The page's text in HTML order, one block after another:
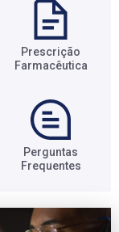
Prescrição
Farmacêutica​
Perguntas
Frequentes​